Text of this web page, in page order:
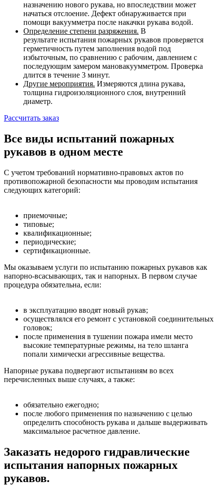
назначению нового рукава, но впоследствии может
начаться отслоение. Дефект обнаруживается при
помощи вакуумметра после накачки рукава водой.
Определение степени разряжения. В
результате испытания пожарных рукавов проверяется
герметичность путем заполнения водой под
избыточным, по сравнению с рабочим, давлением с
последующим замером мановакуумметром. Проверка
длится в течение 3 минут.
Другие мероприятия. Измеряются длина рукава,
толщина гидроизоляционного слоя, внутренний
диаметр.
Рассчитать заказ
Все виды испытаний пожарных
рукавов в одном месте
С учетом требований нормативно-правовых актов по
противопожарной безопасности мы проводим испытания
следующих категорий:
приемочные;
типовые;
квалификационные;
периодические;
сертификационные.
Мы оказываем услуги по испытанию пожарных рукавов как
напорно-всасывающих, так и напорных. В первом случае
процедура обязательна, если:
в эксплуатацию вводят новый рукав;
осуществлялся его ремонт с установкой соединительных
головок;
после применения в тушении пожара имели место
высокие температурные режимы, на тело шланга
попали химически агрессивные вещества.
Напорные рукава подвергают испытаниям во всех
перечисленных выше случаях, а также:
обязательно ежегодно;
после любого применения по назначению с целью
определить способность рукава и дальше выдерживать
максимальное расчетное давление.
Заказать недорого гидравлические
испытания напорных пожарных
рукавов.